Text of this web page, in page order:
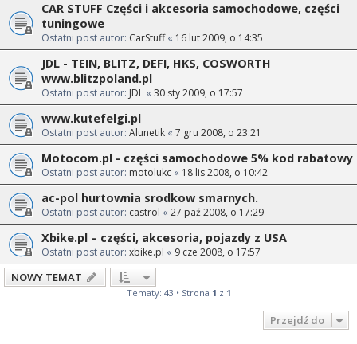
CAR STUFF Części i akcesoria samochodowe, części
tuningowe
Ostatni post autor: CarStuff« 16 lut 2009, o 14:35
JDL - TEIN, BLITZ, DEFI, HKS, COSWORTH
www.blitzpoland.pl
Ostatni post autor: JDL « 30 sty 2009, o 17:57
www.kutefelgi.pl
Ostatni post autor: Alunetik « 7 gru 2008, o 23:21
Motocom.pl - części samochodowe 5% kod rabatowy
Ostatni post autor: motolukc « 18 lis 2008, o 10:42
ac-pol hurtownia srodkow smarnych.
Ostatni post autor: castrol « 27 paź 2008, o 17:29
Xbike.pl – części, akcesoria, pojazdy z USA
Ostatni post autor: xbike.pl « 9 cze 2008, o 17:57
NOWY TEMAT
Tematy: 43 • Strona 1 z 1
Przejdź do